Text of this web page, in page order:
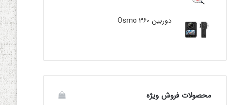
دوربین Osmo 360
محصولات فروش ویژه